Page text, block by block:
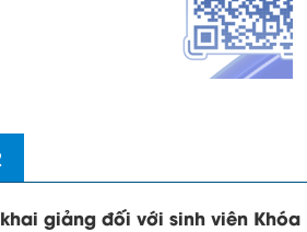
giảng đối với sinh viên Khóa